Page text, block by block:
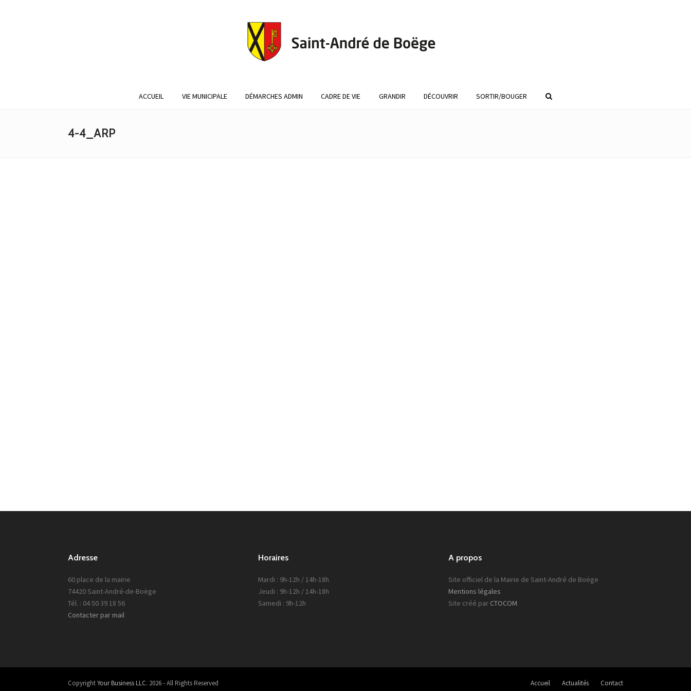
ACCUEIL VIE MUNICIPALE DÉMARCHES ADMIN CADRE DE VIE GRANDIR DÉCOUVRIR SORTIR/BOUGER
4-4_ARP
Adresse
60 place de la mairie
74420 Saint-André-de-Boëge
Tél. : 04 50 39 18 56
Contacter par mail
Horaires
Mardi : 9h-12h / 14h-18h
Jeudi : 9h-12h / 14h-18h
Samedi : 9h-12h
A propos
Site officiel de la Mairie de Saint-André de Boëge
Mentions légales
Site créé par CTOCOM
CopyrightYour Business LLC. 2026 - All Rights Reserved Accueil Actualités Contact